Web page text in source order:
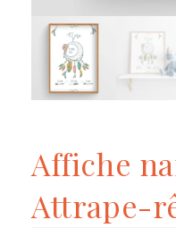
Affiche
Attrape-